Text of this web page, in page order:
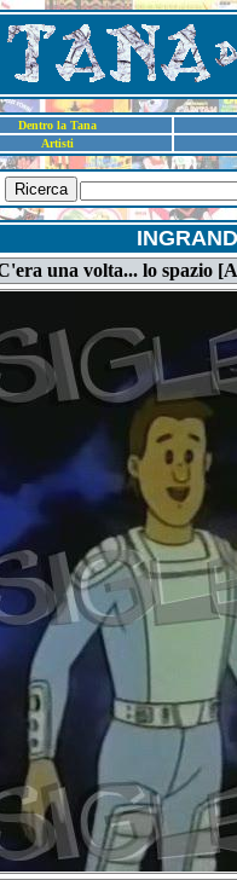
Dentro la Tana
Artisti
Ricerca
una volta... lo spazio